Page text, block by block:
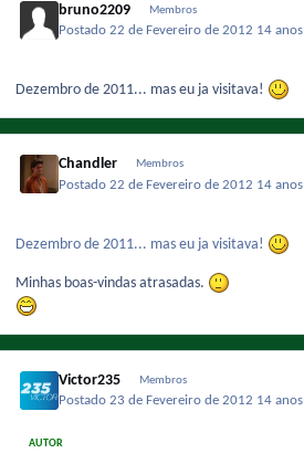
bruno2209 Membros
Postado22 de Fevereiro de 2012 14 anos
Dezembro de 2011... mas eu ja visitava!
Chandler Membros
Postado22 de Fevereiro de 2012 14 anos
Dezembro de 2011... mas eu ja visitava!
Minhas boas-vindas atrasadas.
Victor235 Membros
Postado23 de Fevereiro de 2012 14 anos
AUTOR